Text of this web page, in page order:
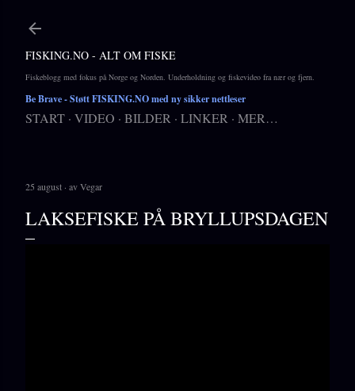
FISKING.NO - ALT OM FISKE
Fiskeblogg med fokus på Norge og Norden. Underholdning og fiskevideo fra nær og fjern.
Be Brave- Støtt FISKING.NO med ny sikker nettleser
START VIDEO BILDER LINKER MER…
25 august avVegar
LAKSEFISKE PÅ BRYLLUPSDAGEN